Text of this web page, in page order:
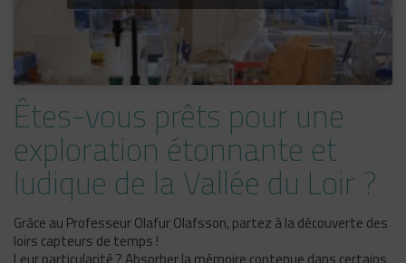
Êtes-vous prêts pour une
exploration étonnante et
ludique de la Vallée du Loir ?
Grâce au Professeur Olafur Olafsson, partez à la découverte des
loirs capteurs de temps !